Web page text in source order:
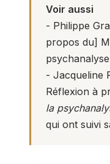
Voir aussi
- Philippe
propos du]
psychanalyse
- Jacqueline
Réflexion à
la
qui ont suivi